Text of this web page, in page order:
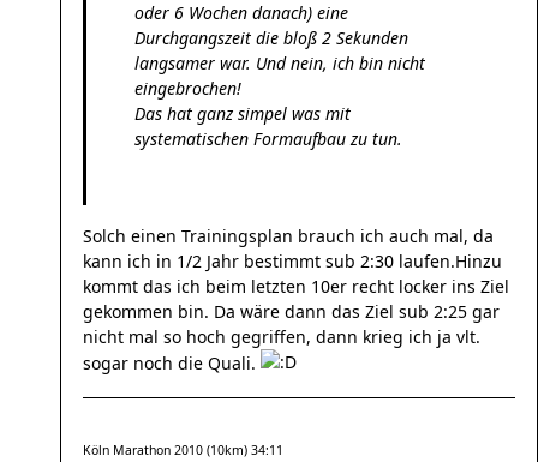
oder 6 Wochen danach) eine
Durchgangszeit die bloß 2 Sekunden
langsamer war. Und nein, ich bin nicht
eingebrochen!
Das hat ganz simpel was mit
systematischen Formaufbau zu tun.
Solch einen Trainingsplan brauch ich auch mal, da
kann ich in 1/2 Jahr bestimmt sub 2:30 laufen.Hinzu
kommt das ich beim letzten 10er recht locker ins Ziel
gekommen bin. Da wäre dann das Ziel sub 2:25 gar
nicht mal so hoch gegriffen, dann krieg ich ja vlt.
sogar noch die Quali.
Köln Marathon 2010 (10km) 34:11